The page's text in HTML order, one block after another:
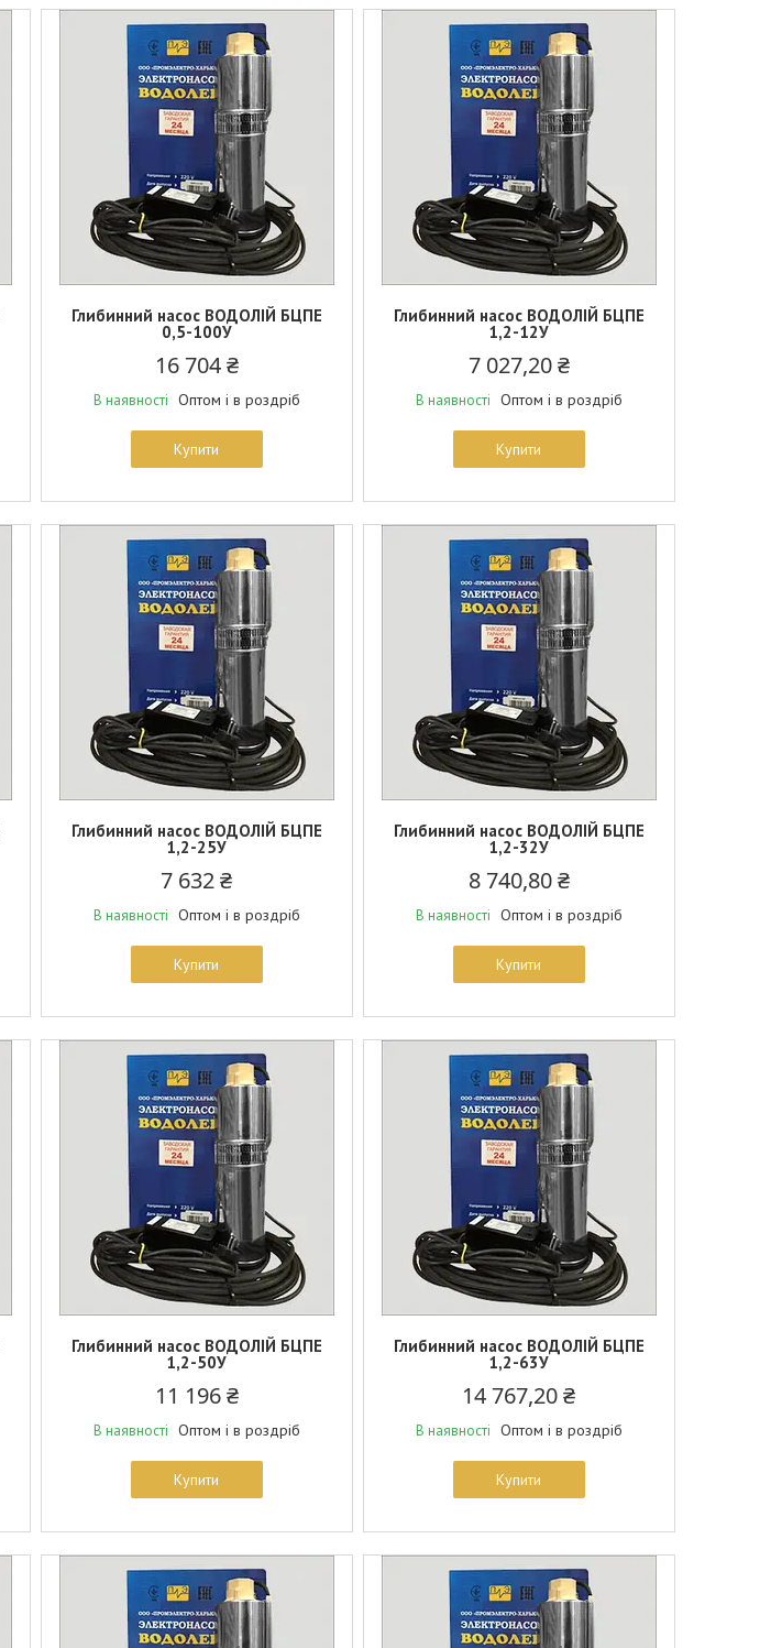
Глибинний насос ВОДОЛІЙ БЦПЕ
0,5-100У
16 704 ₴
В наявності Оптом і в роздріб
Купити
Глибинний насос ВОДОЛІЙ БЦПЕ
1,2-12У
7 027,20 ₴
В наявності Оптом і в роздріб
Купити
Глибинний насос ВОДОЛІЙ БЦПЕ
1,2-25У
7 632 ₴
В наявності Оптом і в роздріб
Купити
Глибинний насос ВОДОЛІЙ БЦПЕ
1,2-32У
8 740,80 ₴
В наявності Оптом і в роздріб
Купити
Глибинний насос ВОДОЛІЙ БЦПЕ
1,2-50У
11 196 ₴
В наявності Оптом і в роздріб
Купити
Глибинний насос ВОДОЛІЙ БЦПЕ
1,2-63У
14 767,20 ₴
В наявності Оптом і в роздріб
Купити